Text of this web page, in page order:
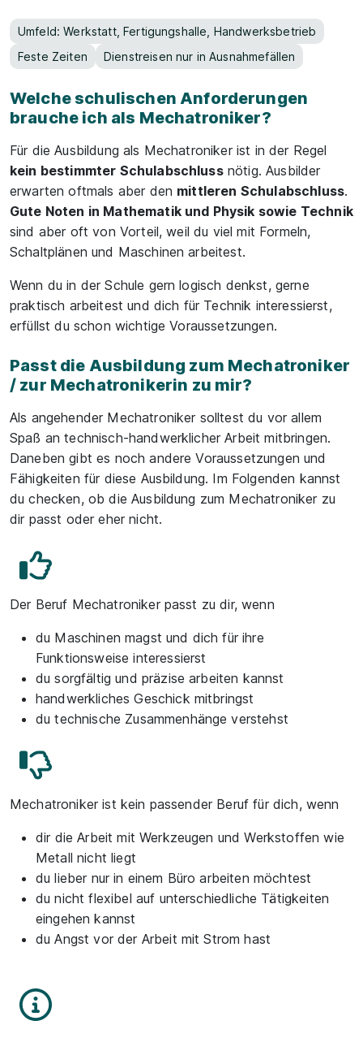
Umfeld: Werkstatt, Fertigungshalle, Handwerksbetrieb
Feste Zeiten
Dienstreisen nur in Ausnahmefällen
Welche schulischen Anforderungen
brauche ich als Mechatroniker?
Für die Ausbildung als Mechatroniker ist in der Regel
kein bestimmter Schulabschlussnötig. Ausbilder
erwarten oftmals aber den mittleren Schulabschluss.
Gute Noten in Mathematik und Physik sowie Technik
sind aber oft von Vorteil, weil du viel mit Formeln,
Schaltplänen und Maschinen arbeitest.
Wenn du in der Schule gern logisch denkst, gerne
praktisch arbeitest und dich für Technik interessierst,
erfüllst du schon wichtige Voraussetzungen.
Passt die Ausbildung zum Mechatroniker
/ zur Mechatronikerin zu mir?
Als angehender Mechatroniker solltest du vor allem
Spaß an technisch-handwerklicher Arbeit mitbringen.
Daneben gibt es noch andere Voraussetzungen und
Fähigkeiten für diese Ausbildung. Im Folgenden kannst
du checken, ob die Ausbildung zum Mechatroniker zu
dir passt oder eher nicht.
Der Beruf Mechatroniker passt zu dir, wenn
du Maschinen magst und dich für ihre
Funktionsweise interessierst
du sorgfältig und präzise arbeiten kannst
handwerkliches Geschick mitbringst
du technische Zusammenhänge verstehst
Mechatroniker ist kein passender Beruf für dich, wenn
dir die Arbeit mit Werkzeugen und Werkstoffen wie
Metall nicht liegt
du lieber nur in einem Büro arbeiten möchtest
du nicht flexibel auf unterschiedliche Tätigkeiten
eingehen kannst
du Angst vor der Arbeit mit Strom hast